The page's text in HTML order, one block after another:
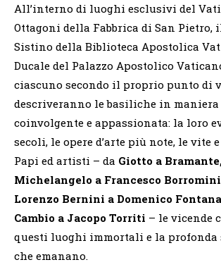
All’interno di luoghi esclusivi del
Ottagoni della Fabbrica di San Pietro,
Sistino della Biblioteca Apostolica
Ducale del Palazzo Apostolico
ciascuno secondo il proprio punto di
descriveranno le basiliche in
coinvolgente e appassionata: la loro
secoli, le opere d’arte più note, le vite
Papi ed artisti – da Giotto a
Michelangelo a Francesco
Lorenzo Bernini a Domenico
Cambio a Jacopo Torriti – le vicende
questi luoghi immortali e la
che emanano.